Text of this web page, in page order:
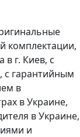
комплектации,
в г. Киев, с
с гарантийным
в
в Украине,
в Украине,
и